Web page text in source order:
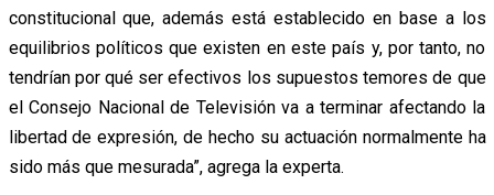
constitucional que, además está establecido en base a los
equilibrios políticos que existen en este país y, por tanto, no
tendrían por qué ser efectivos los supuestos temores de que
el Consejo Nacional de Televisión va a terminar afectando la
libertad de expresión, de hecho su actuación normalmente ha
sido más que mesurada”, agrega la experta.